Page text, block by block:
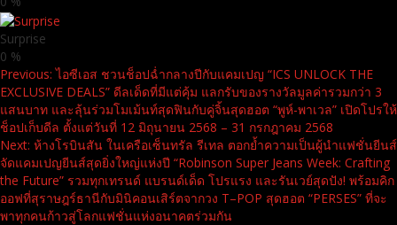
Surprise
0 %
Continue
Reading
Previous: ไอซีเอส ชวนช็อปฉ่ำกลางปีกับแคมเปญ “ICS UNLOCK THE
EXCLUSIVE DEALS” ดีลเด็ดที่มีแต่คุ้ม แลกรับของรางวัลมูลค่ารวมกว่า 3
แสนบาท และลุ้นร่วมโมเม้นท์สุดฟินกับคู่จิ้นสุดฮอต “พูห์-พาเวล” เปิดโปรให้
ช็อปเก็บดีล ตั้งแต่วันที่ 12 มิถุนายน 2568 – 31 กรกฎาคม 2568
Next: ห้างโรบินสัน ในเครือเซ็นทรัล รีเทล ตอกย้ำความเป็นผู้นำแฟชั่นยีนส์
จัดแคมเปญยีนส์สุดยิ่งใหญ่แห่งปี “Robinson Super Jeans Week: Crafting
the Future” รวมทุกเทรนด์ แบรนด์เด็ด โปรแรง และรันเวย์สุดปัง! พร้อมคิก
ออฟที่สุราษฎร์ธานีกับมินิคอนเสิร์ตจากวง T–POP สุดฮอต “PERSES” ที่จะ
พาทุกคนก้าวสู่โลกแฟชั่นแห่งอนาคตร่วมกัน